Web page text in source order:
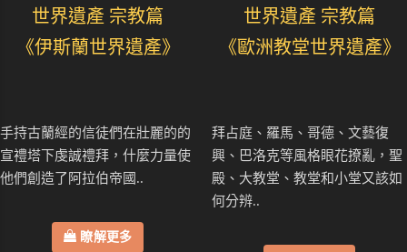
世界遺產 宗教篇
《伊斯蘭世界遺產》
手持古蘭經的信徒們在壯麗的的
宣禮塔下虔誠禮拜，什麼力量使
他們創造了阿拉伯帝國..
瞭解更多
世界遺產 宗教篇
《歐洲教堂世界遺產》
拜占庭、羅馬、哥德、文藝復
興、巴洛克等風格眼花撩亂，聖
殿、大教堂、教堂和小堂又該如
何分辨..